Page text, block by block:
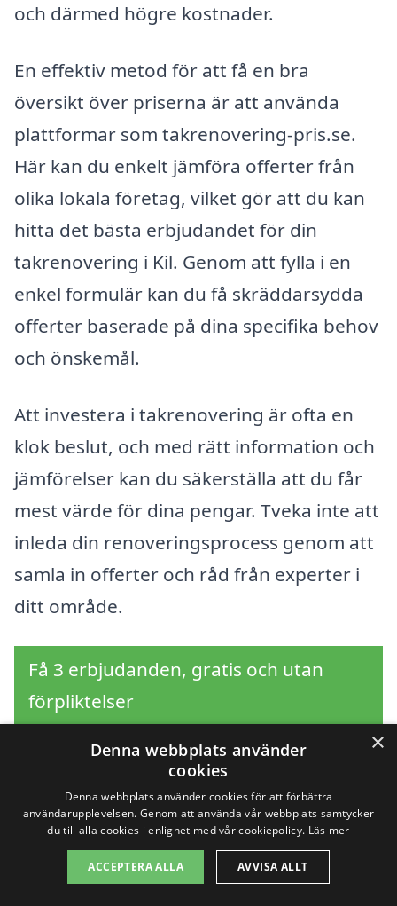
och därmed högre kostnader.
En effektiv metod för att få en bra
översikt över priserna är att använda
plattformar som takrenovering-pris.se.
Här kan du enkelt jämföra offerter från
olika lokala företag, vilket gör att du kan
hitta det bästa erbjudandet för din
takrenovering i Kil. Genom att fylla i en
enkel formulär kan du få skräddarsydda
offerter baserade på dina specifika behov
och önskemål.
Att investera i takrenovering är ofta en
klok beslut, och med rätt information och
jämförelser kan du säkerställa att du får
mest värde för dina pengar. Tveka inte att
inleda din renoveringsprocess genom att
samla in offerter och råd från experter i
ditt område.
Få 3 erbjudanden, gratis och utan
förpliktelser
Sök efter en
professionell för
takrenovering i andra
×
Denna webbplats använder
cookies
Denna webbplats använder cookies för att förbättra
användarupplevelsen. Genom att använda vår webbplats samtycker
du till alla cookies i enlighet med vår cookiepolicy. Läs mer
ACCEPTERA ALLA AVVISA ALLT